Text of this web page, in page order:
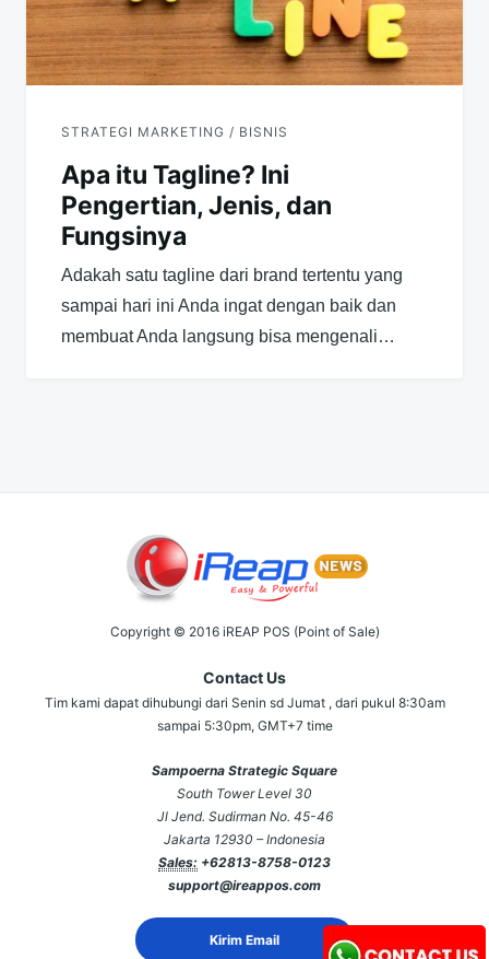
STRATEGI MARKETING / BISNIS
Apa itu Tagline? Ini
Pengertian, Jenis, dan
Fungsinya
Adakah satu tagline dari brand tertentu yang
sampai hari ini Anda ingat dengan baik dan
membuat Anda langsung bisa mengenali…
Copyright © 2016 iREAP POS (Point of Sale)
Contact Us
Tim kami dapat dihubungi dari Senin sd Jumat , dari pukul 8:30am
sampai 5:30pm, GMT+7 time
Sampoerna Strategic Square
South Tower Level 30
Jl Jend. Sudirman No. 45-46
Jakarta 12930 – Indonesia
Sales: +62813-8758-0123
support@ireappos.com
Kirim Email